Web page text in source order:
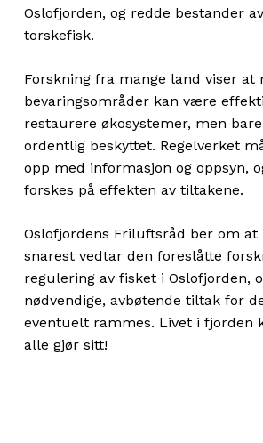
Oslofjorden, og redde bestander
torskefisk.
Forskning fra mange land viser at
bevaringsområder kan være
restaurere økosystemer, men
ordentlig beskyttet. Regelverket
opp med informasjon og oppsyn,
forskes på effekten av tiltakene.
Oslofjordens Friluftsråd ber om at
snarest vedtar den foreslåtte
regulering av fisket i Oslofjorden,
nødvendige, avbøtende tiltak for
eventuelt rammes. Livet i fjorden
alle gjør sitt!